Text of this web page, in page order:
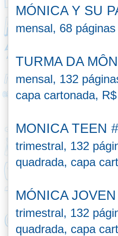
MÓNICA Y SU
mensal, 68
TURMA DA
mensal, 132
capa cartonada,
MONICA TEEN
trimestral, 132
quadrada, capa
MÓNICA
trimestral, 132
quadrada, capa